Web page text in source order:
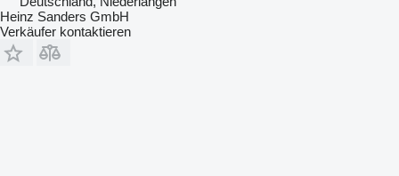
Heinz Sanders GmbH
Verkäufer kontaktieren